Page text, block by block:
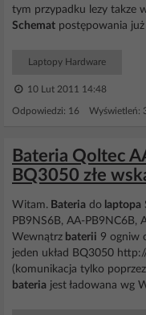
tym przypadku lezy takze
Schemat postępowania
Laptopy Hardware
10 Lut 2011 14:48
Odpowiedzi: 16 Wyświetleń:
Bateria Qoltec
BQ3050 złe
Witam. Bateria do laptopa
PB9NS6B, AA-PB9NC6B,
Wewnątrz baterii 9 ogniw
jeden układ BQ3050
(komunikacja tylko
bateria jest ładowana wg